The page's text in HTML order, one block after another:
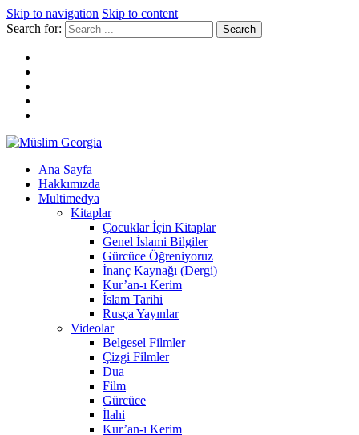
Skip to navigation Skip to content
Search for:
Müslim Georgia
Ana Sayfa
Hakkımızda
Multimedya
Kitaplar
Çocuklar İçin Kitaplar
Genel İslami Bilgiler
Gürcüce Öğreniyoruz
İnanç Kaynağı (Dergi)
Kur’an-ı Kerim
İslam Tarihi
Rusça Yayınlar
Videolar
Belgesel Filmler
Çizgi Filmler
Dua
Film
Gürcüce
İlahi
Kur’an-ı Kerim